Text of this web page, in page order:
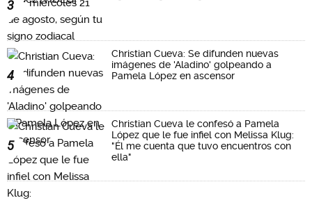
3
4
Christian Cueva: Se difunden nuevas
imágenes de 'Aladino' golpeando a
Pamela López en ascensor
5
Christian Cueva le confesó a Pamela
López que le fue infiel con Melissa Klug:
"Él me cuenta que tuvo encuentros con
ella"